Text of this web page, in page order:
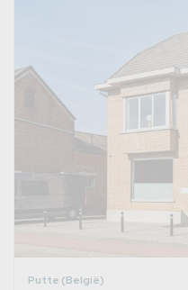
Putte (België)